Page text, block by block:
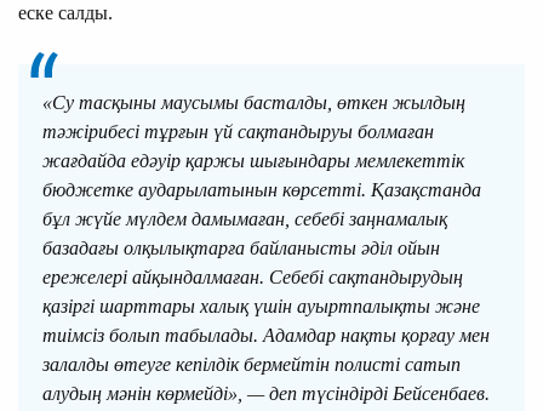
еске салды.
«Су тасқыны маусымы басталды, өткен жылдың
тәжірибесі тұрғын үй сақтандыруы болмаған
жағдайда едәуір қаржы шығындары мемлекеттік
бюджетке аударылатынын көрсетті. Қазақстанда
бұл жүйе мүлдем дамымаған, себебі заңнамалық
базадағы олқылықтарға байланысты әділ ойын
ережелері айқындалмаған. Себебі сақтандырудың
қазіргі шарттары халық үшін ауыртпалықты және
тиімсіз болып табылады. Адамдар нақты қорғау мен
залалды өтеуге кепілдік бермейтін полисті сатып
алудың мәнін көрмейді», — деп түсіндірді Бейсенбаев.